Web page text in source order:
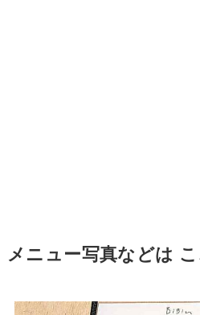
メニュー写真などは